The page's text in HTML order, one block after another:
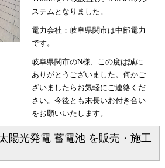
ステムとなりました。
電力会社：岐阜県関市は中部電力
です。
岐阜県関市のN様、この度は誠に
ありがとうございました。何かご
ざいましたらお気軽にご連絡くだ
さい。今後とも末長いお付き合い
をお願いいたします。
陽光発電 蓄電池 を販売・施工